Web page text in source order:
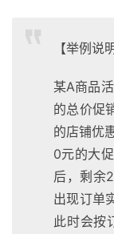
【举例说
某A商品
的总价促
的店铺优
0元的大
后，剩余
出现订单
此时会按